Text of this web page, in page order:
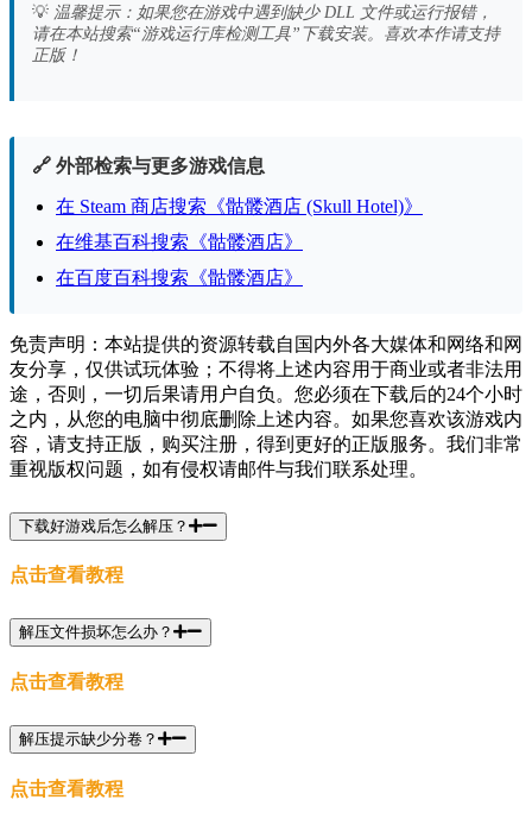
💡 温馨提示：如果您在游戏中遇到缺少 DLL 文件或运行报错，
请在本站搜索“游戏运行库检测工具”下载安装。喜欢本作请支持
正版！
🔗 外部检索与更多游戏信息
在 Steam 商店搜索《骷髅酒店 (Skull Hotel)》
在维基百科搜索《骷髅酒店》
在百度百科搜索《骷髅酒店》
免责声明：本站提供的资源转载自国内外各大媒体和网络和网
友分享，仅供试玩体验；不得将上述内容用于商业或者非法用
途，否则，一切后果请用户自负。您必须在下载后的24个小时
之内，从您的电脑中彻底删除上述内容。如果您喜欢该游戏内
容，请支持正版，购买注册，得到更好的正版服务。我们非常
重视版权问题，如有侵权请邮件与我们联系处理。
下载好游戏后怎么解压？
点击查看教程
解压文件损坏怎么办？
点击查看教程
解压提示缺少分卷？
点击查看教程